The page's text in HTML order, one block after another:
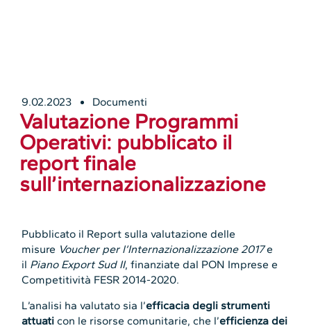
9.02.2023 Documenti
Valutazione Programmi
Operativi: pubblicato il
report finale
sull’internazionalizzazione
Pubblicato il Report sulla valutazione delle
misure Voucher per l’Internazionalizzazione 2017e
il Piano Export Sud II, finanziate dal PON Imprese e
Competitività FESR 2014-2020.
L’analisi ha valutato sia l’efficacia degli strumenti
attuaticon le risorse comunitarie, che l’efficienza dei